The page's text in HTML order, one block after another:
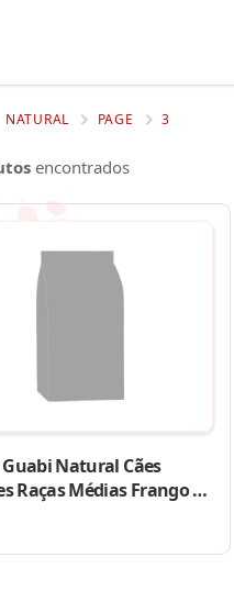
NATURAL PAGE 3
encontrados
Guabi Natural Cães
Raças Médias Frango e